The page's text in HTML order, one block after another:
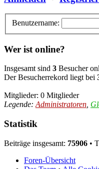
Benutzername:
Wer ist online?
Insgesamt sind 3 Besucher
Der Besucherrekord liegt bei
Mitglieder: 0 Mitglieder
Legende: Administratoren
Statistik
Beiträge insgesamt: 75906 •
Foren-Übersicht